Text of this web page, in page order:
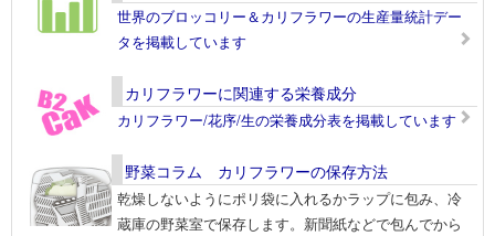
世界のブロッコリー＆カリフラワーの生産量統計デー
タを掲載しています
カリフラワーに関連する栄養成分
カリフラワー/花序/生の栄養成分表を掲載しています
野菜コラム カリフラワーの保存方法
乾燥しないようにポリ袋に入れるかラップに包み、冷
蔵庫の野菜室で保存します。新聞紙などで包んでから